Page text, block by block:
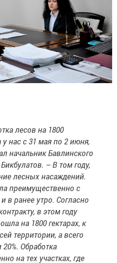
лесов на 1800
у нас с 31 мая по 2 июня,
начальник Бавлинского
– В том году,
лесных насаждений.
преимущественно с
в ранее утро. Согласно
в этом году
на 1800 гектарах, к
территории, а всего
Обработка
на тех участках, где